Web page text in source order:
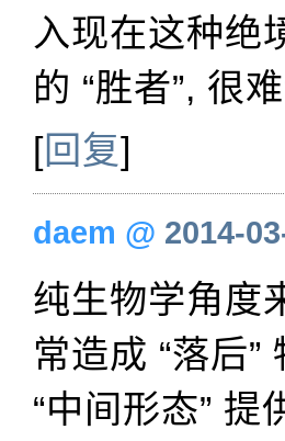
入现在这种绝
的 “胜者”, 很
[回复]
daem @ 2014-
纯生物学角度
常造成 “落后
“中间形态”